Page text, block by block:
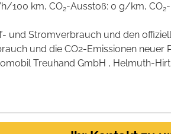
100 km, CO2-Ausstoß: 0 g/km, CO2
und Stromverbrauch und den
und die CO2-Emissionen
Treuhand GmbH , Helmuth-